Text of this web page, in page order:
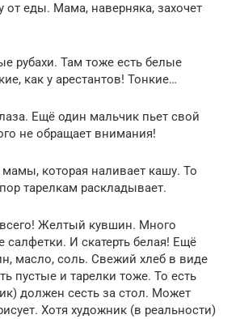
от еды. Мама, наверняка, захочет
рубахи. Там тоже есть белые
как у арестантов! Тонкие…
Ещё один мальчик пьет свой
не обращает внимания!
которая наливает кашу. То
тарелкам раскладывает.
Желтый кувшин. Много
салфетки. И скатерть белая! Ещё
масло, соль. Свежий хлеб в виде
пустые и тарелки тоже. То есть
должен сесть за стол. Может
Хотя художник (в реальности)